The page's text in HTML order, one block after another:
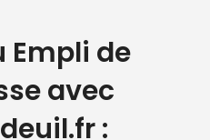
Empli de
avec
: